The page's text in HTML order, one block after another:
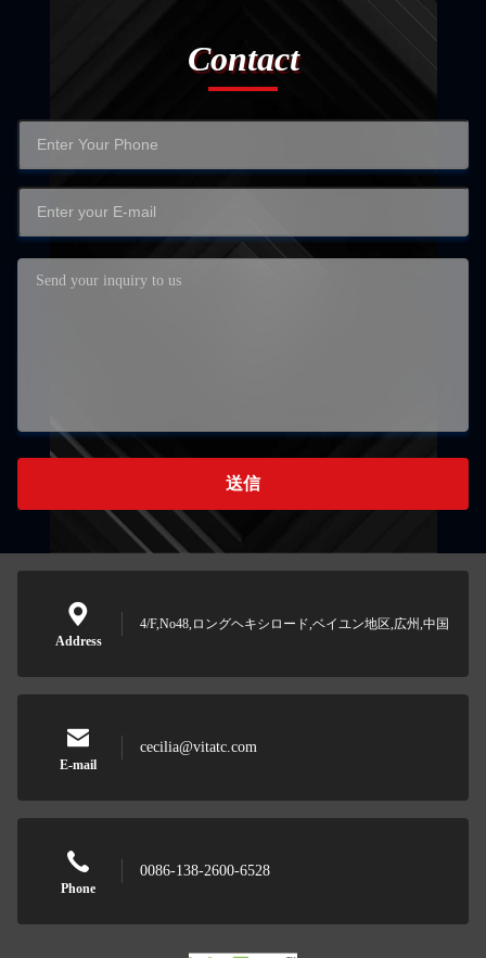
Contact
送信
Address
4/F,No48,ロングヘキシロード,ベイユン地区,広州,中国
E-mail
cecilia@vitatc.com
Phone
0086-138-2600-6528